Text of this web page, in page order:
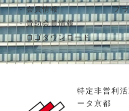
会員情報
賛助会員情報
ロゴダウンロード
プ
特定非営利
ータ京都